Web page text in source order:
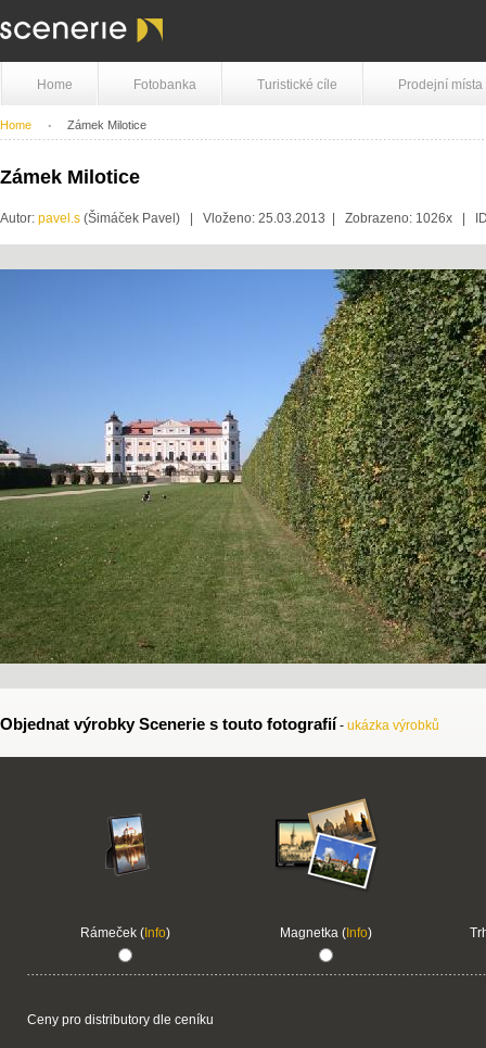
Home Fotobanka Turistické cíle Prodejní místa
Home Zámek Milotice
Zámek Milotice
Autor: pavel.s (Šimáček Pavel) | Vloženo: 25.03.2013 | Zobrazeno: 1026x |
Objednat výrobky Scenerie s touto fotografií - ukázka výrobků
Rámeček (Info) Magnetka (Info)
Ceny pro distributory dle ceníku